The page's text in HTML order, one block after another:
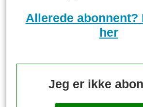
Allerede abonnent?
her
Jeg er ikke